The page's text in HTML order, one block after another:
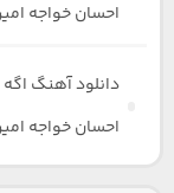
احسان خواجه
دانلود آهنگ
احسان خواجه